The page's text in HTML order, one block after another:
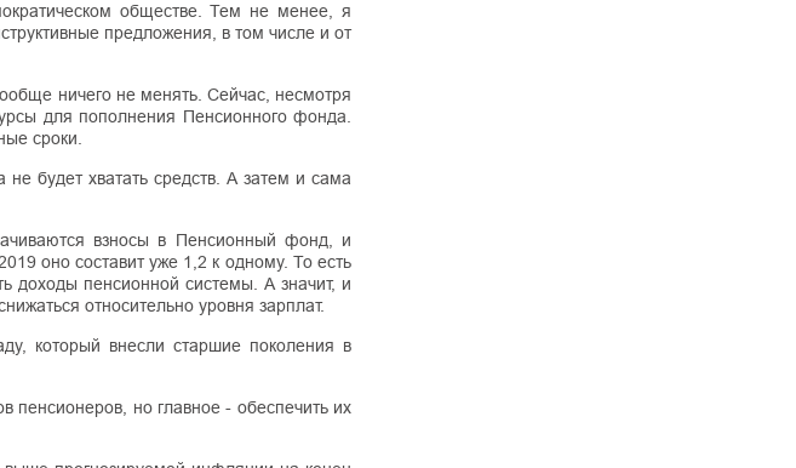
обществе. Тем не менее, я
предложения, в том числе и от
ничего не менять. Сейчас, несмотря
для пополнения Пенсионного фонда.
сроки.
будет хватать средств. А затем и сама
взносы в Пенсионный фонд, и
оно составит уже 1,2 к одному. То есть
доходы пенсионной системы. А значит, и
относительно уровня зарплат.
который внесли старшие поколения в
пенсионеров, но главное - обеспечить их